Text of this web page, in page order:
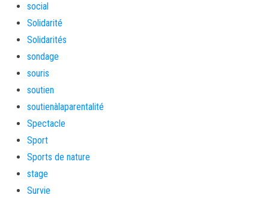
social
Solidarité
Solidarités
sondage
souris
soutien
soutienàlaparentalité
Spectacle
Sport
Sports de nature
stage
Survie